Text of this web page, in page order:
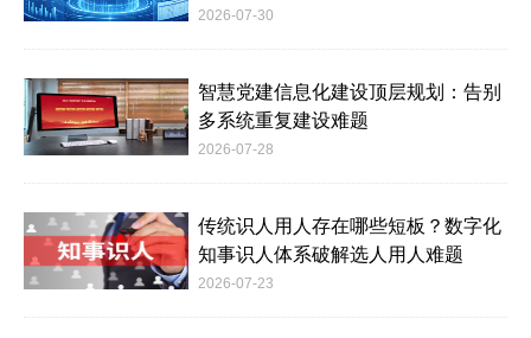
2026-07-30
智慧党建信息化建设顶层规划：告别
多系统重复建设难题
2026-07-28
传统识人用人存在哪些短板？数字化
知事识人体系破解选人用人难题
2026-07-23